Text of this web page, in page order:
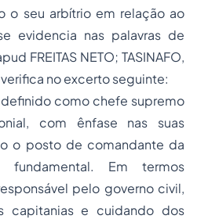
o seu arbítrio em relação ao
evidencia nas palavras de
FREITAS NETO; TASINAFO,
no excerto seguinte:
como chefe supremo
com ênfase nas suas
o posto de comandante da
Em termos
pelo governo civil,
capitanias e cuidando dos